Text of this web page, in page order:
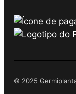
© 2025